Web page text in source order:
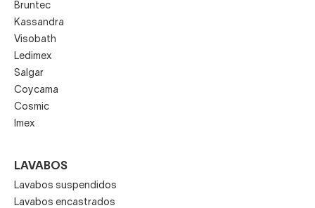
Bruntec
Kassandra
Visobath
Ledimex
Salgar
Coycama
Cosmic
Imex
LAVABOS
Lavabos suspendidos
Lavabos encastrados